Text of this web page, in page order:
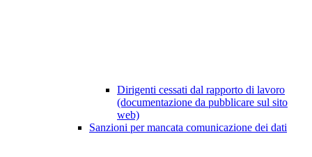
Dirigenti cessati dal rapporto di lavoro
(documentazione da pubblicare sul sito
web)
Sanzioni per mancata comunicazione dei dati